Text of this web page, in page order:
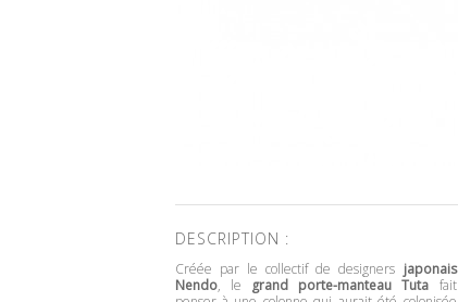
DESCRIPTION :
Créée par le collectif de designers japonais
Nendo, le grand porte-manteau Tuta fait